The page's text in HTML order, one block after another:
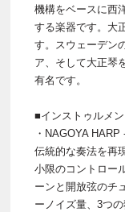
機構をベースに西
する楽器です。大
す。スウェーデン
ア、そして大正琴
有名です。
■インストゥルメン
・NAGOYA HARP
伝統的な奏法を再
小限のコントロー
ーンと開放弦のチ
ーノイズ量、3つ